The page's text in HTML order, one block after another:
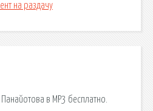
на раздачу
в MP3 бесплатно.